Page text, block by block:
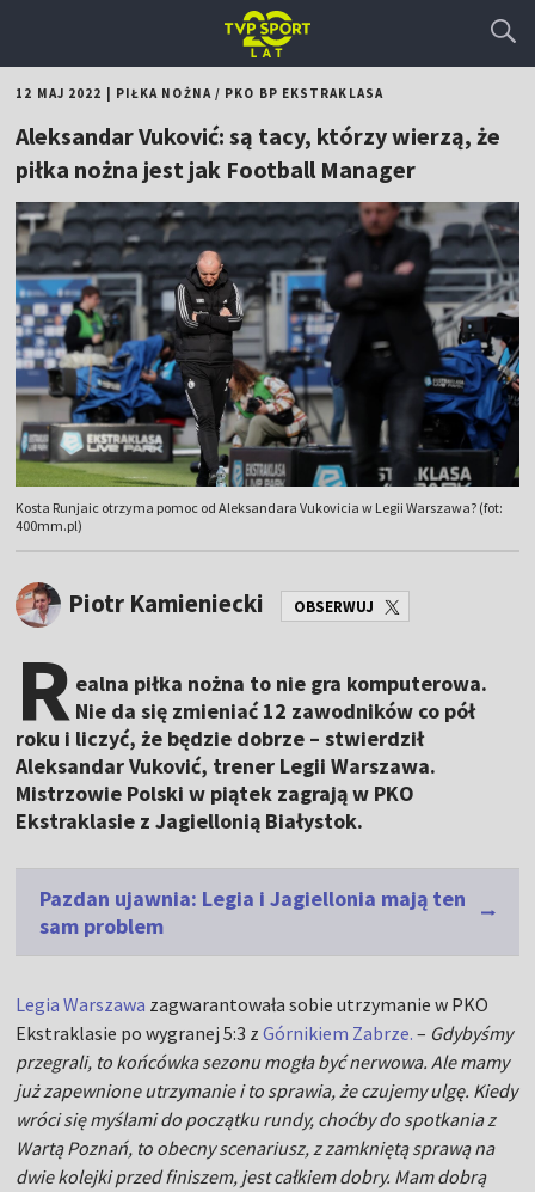
12 MAJ 2022 PIŁKA NOŻNA/ PKO BP EKSTRAKLASA
Aleksandar Vuković: są tacy, którzy wierzą, że
piłka nożna jest jak Football Manager
Kosta Runjaic otrzyma pomoc od Aleksandara Vukovicia w Legii Warszawa? (fot:
400mm.pl)
Piotr Kamieniecki OBSERWUJ
R ealna piłka nożna to nie gra komputerowa.
Nie da się zmieniać 12 zawodników co pół
roku i liczyć, że będzie dobrze – stwierdził
Aleksandar Vuković, trener Legii Warszawa.
Mistrzowie Polski w piątek zagrają w PKO
Ekstraklasie z Jagiellonią Białystok.
Pazdan ujawnia: Legia i Jagiellonia mają ten
sam problem
Legia Warszawa zagwarantowała sobie utrzymanie w PKO
Ekstraklasie po wygranej 5:3 zGórnikiem Zabrze. – Gdybyśmy
przegrali, to końcówka sezonu mogła być nerwowa. Ale mamy
już zapewnione utrzymanie i to sprawia, że czujemy ulgę. Kiedy
wróci się myślami do początku rundy, choćby do spotkania z
Wartą Poznań, to obecny scenariusz, z zamkniętą sprawą na
dwie kolejki przed finiszem, jest całkiem dobry. Mam dobrą